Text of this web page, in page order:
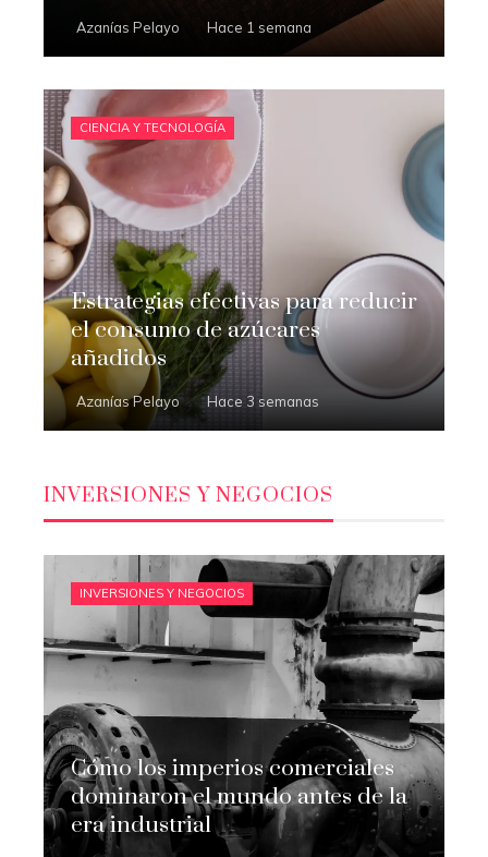
Azanías Pelayo Hace 1 semana
CIENCIA Y TECNOLOGÍA
Estrategias efectivas para reducir
el consumo de azúcares
añadidos
Azanías Pelayo Hace 3 semanas
INVERSIONES Y NEGOCIOS
INVERSIONES Y NEGOCIOS
Cómo los imperios comerciales
dominaron el mundo antes de la
era industrial